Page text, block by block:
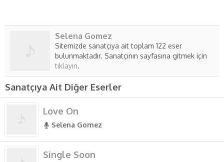
Selena Gomez
Sitemizde sanatçıya ait toplam 122 eser
bulunmaktadır. Sanatçının sayfasına gitmek için
tıklayın.
Sanatçıya Ait Diğer Eserler
Love On
Selena Gomez
Single Soon